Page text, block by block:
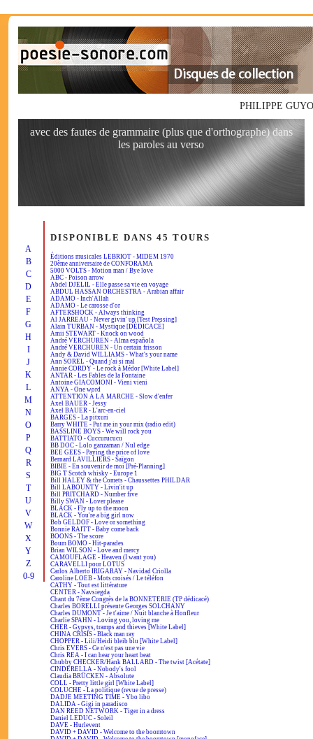
PHILIPPE
avec des fautes de grammaire (plus que d'orthographe) dans
les paroles au verso
A
B
C
D
E
F
G
H
I
J
K
L
M
N
O
P
Q
R
S
T
U
V
W
X
Y
Z
0-9
DISPONIBLE DANS 45 TOURS
Éditions musicales LEBRIOT - MIDEM 1970
20ème anniversaire de CONFORAMA
5000 VOLTS - Motion man / Bye love
ABC - Poison arrow
Abdel DJELIL - Elle passe sa vie en voyage
ABDUL HASSAN ORCHESTRA - Arabian affair
ADAMO - Inch'Allah
ADAMO - Le carosse d'or
AFTERSHOCK - Always thinking
Al JARREAU - Never givin' up [Test Pressing]
Alain TURBAN - Mystique [DÉDICACÉ]
Amii STEWART - Knock on wood
André VERCHUREN - Alma española
André VERCHUREN - Un certain frisson
Andy & David WILLIAMS - What's your name
Ann SOREL - Quand j'ai si mal
Annie CORDY - Le rock à Médor [White Label]
ANTAR - Les Fables de la Fontaine
Antoine GIACOMONI - Vieni vieni
ANYA - One word
ATTENTION À LA MARCHE - Slow d'enfer
Axel BAUER - Jessy
Axel BAUER - L'arc-en-ciel
BARGES - La pitxuri
Barry WHITE - Put me in your mix (radio edit)
BASSLINE BOYS - We will rock you
BATTIATO - Cuccurucucu
BB DOC - Lolo ganzaman / Nul edge
BEE GEES - Paying the price of love
Bernard LAVILLIERS - Saïgon
BIBIE - En souvenir de moi [Pré-Planning]
BIG T Scotch whisky - Europe 1
Bill HALEY & the Comets - Chaussettes PHILDAR
Bill LABOUNTY - Livin'it up
Bill PRITCHARD - Number five
Billy SWAN - Lover please
BLACK - Fly up to the moon
BLACK - You're a big girl now
Bob GELDOF - Love or something
Bonnie RAITT - Baby come back
BOONS - The score
Boum BOMO - Hit-parades
Brian WILSON - Love and mercy
CAMOUFLAGE - Heaven (I want you)
CARAVELLI pour LOTUS
Carlos Alberto IRIGARAY - Navidad Criolla
Caroline LOEB - Mots croisés / Le téléfon
CATHY - Tout est littérature
CENTER - Navsiegda
Chant du 7ème Congrès de la BONNETERIE (TP dédicacé)
Charles BORELLI présente Georges SOLCHANY
Charles DUMONT - Je t'aime / Nuit blanche à Honfleur
Charlie SPAHN - Loving you, loving me
CHER - Gypsys, tramps and thieves [White Label]
CHINA CRISIS - Black man ray
CHOPPER - Lili/Heidi bleib blu [White Label]
Chris EVERS - Ce n'est pas une vie
Chris REA - I can hear your heart beat
Chubby CHECKER/Hank BALLARD - The twist [Acétate]
CINDERELLA - Nobody's fool
Claudia BRÜCKEN - Absolute
COLL - Pretty little girl [White Label]
COLUCHE - La politique (revue de presse)
DADJE MEETING TIME - Ybo libo
DALIDA - Gigi in paradisco
DAN REED NETWORK - Tiger in a dress
Daniel LEDUC - Soleil
DAVE - Hurlevent
DAVID + DAVID - Welcome to the boomtown